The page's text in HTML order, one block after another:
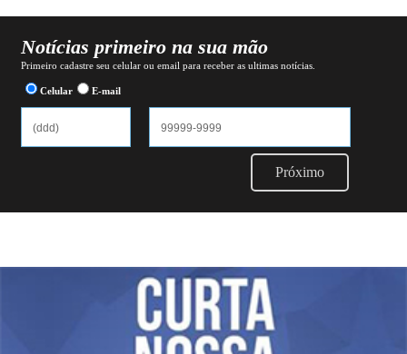
Notícias primeiro na sua mão
Primeiro cadastre seu celular ou email para receber as ultimas notícias.
Celular E-mail
Próximo